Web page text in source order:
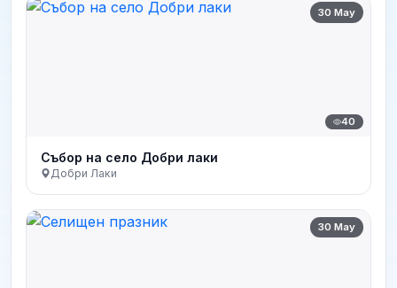
30 May
40
Събор на село Добри лаки
Добри Лаки
30 May